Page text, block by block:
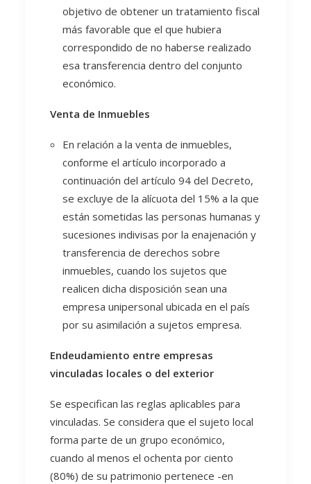
objetivo de obtener un tratamiento fiscal
más favorable que el que hubiera
correspondido de no haberse realizado
esa transferencia dentro del conjunto
económico.
Venta de Inmuebles
En relación a la venta de inmuebles,
conforme el artículo incorporado a
continuación del artículo 94 del Decreto,
se excluye de la alícuota del 15% a la que
están sometidas las personas humanas y
sucesiones indivisas por la enajenación y
transferencia de derechos sobre
inmuebles, cuando los sujetos que
realicen dicha disposición sean una
empresa unipersonal ubicada en el país
por su asimilación a sujetos empresa.
Endeudamiento entre empresas
vinculadas locales o del exterior
Se especifican las reglas aplicables para
vinculadas. Se considera que el sujeto local
forma parte de un grupo económico,
cuando al menos el ochenta por ciento
(80%) de su patrimonio pertenece -en